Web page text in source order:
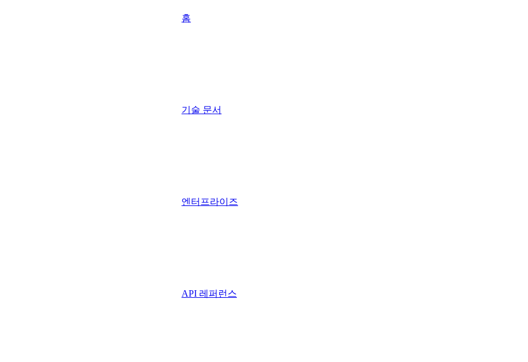
홈
기술 문서
엔터프라이즈
API 레퍼런스